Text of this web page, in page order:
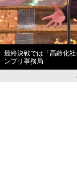
最終決戦では「高齢化
ンプリ事務局